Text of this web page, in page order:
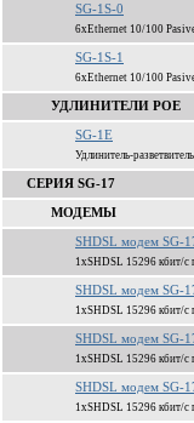
SG-1S-0
6xEthernet 10/100
SG-1S-1
6xEthernet 10/100
УДЛИНИТЕЛИ POE
SG-1E
Удлинитель-
СЕРИЯ SG-17
МОДЕМЫ
SHDSL модем SG-
1xSHDSL 15296 кбит/c
SHDSL модем SG-
1xSHDSL 15296 кбит/c
SHDSL модем SG-
1xSHDSL 15296 кбит/c
SHDSL модем SG-
1xSHDSL 15296 кбит/c